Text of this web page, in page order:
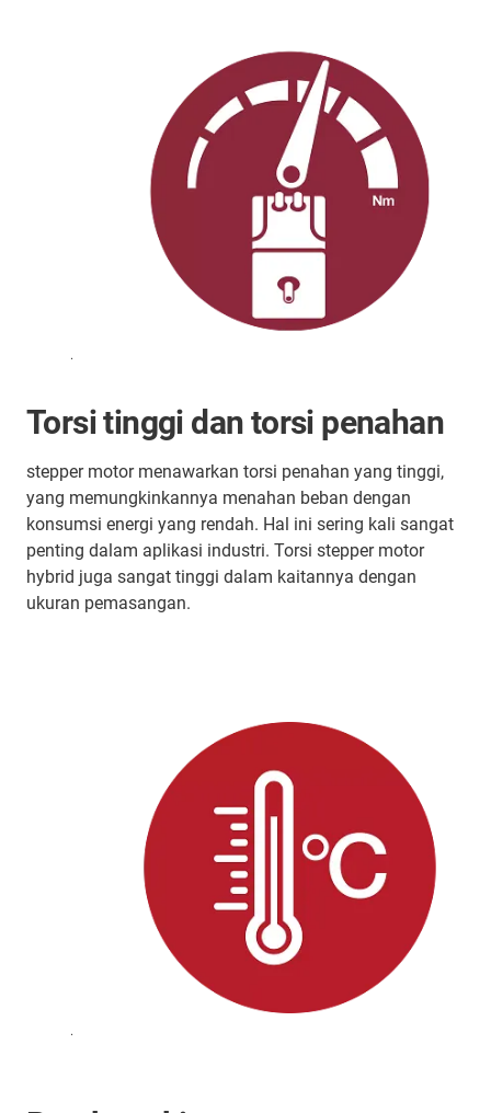
.
Torsi tinggi dan torsi penahan
stepper motor menawarkan torsi penahan yang tinggi,
yang memungkinkannya menahan beban dengan
konsumsi energi yang rendah. Hal ini sering kali sangat
penting dalam aplikasi industri. Torsi stepper motor
hybrid juga sangat tinggi dalam kaitannya dengan
ukuran pemasangan.
.